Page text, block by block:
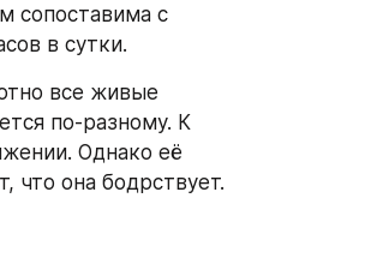
сопоставима с
в сутки.
все живые
по-разному. К
Однако её
что она бодрствует.